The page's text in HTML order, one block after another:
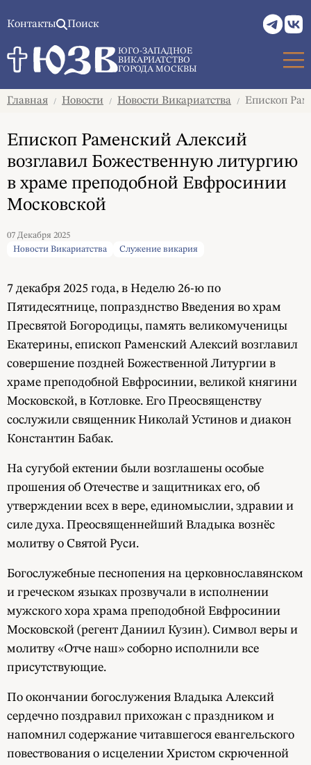
Контакты Поиск
ЮГО-ЗАПАДНОЕ
ВИКАРИАТСТВО
ГОРОДА МОСКВЫ
Главная / Новости / Новости Викариатства / Епископ
Епископ Раменский Алексий
возглавил Божественную литургию
в храме преподобной Евфросинии
Московской
07 Декабря 2025
Новости Викариатства
Служение викария
7 декабря 2025 года, в Неделю 26-ю по
Пятидесятнице, попразднство Введения во храм
Пресвятой Богородицы, память великомученицы
Екатерины, епископ Раменский Алексий возглавил
совершение поздней Божественной Литургии в
храме преподобной Евфросинии, великой княгини
Московской, в Котловке. Его Преосвященству
сослужили священник Николай Устинов и диакон
Константин Бабак.
На сугубой ектении были возглашены особые
прошения об Отечестве и защитниках его, об
утверждении всех в вере, единомыслии, здравии и
силе духа. Преосвященнейший Владыка вознёс
молитву о Святой Руси.
Богослужебные песнопения на церковнославянском
и греческом языках прозвучали в исполнении
мужского хора храма преподобной Евфросинии
Московской (регент Даниил Кузин). Символ веры и
молитву «Отче наш» соборно исполнили все
присутствующие.
По окончании богослужения Владыка Алексий
сердечно поздравил прихожан с праздником и
напомнил содержание читавшегося евангельского
повествования о исцелении Христом скрюченной